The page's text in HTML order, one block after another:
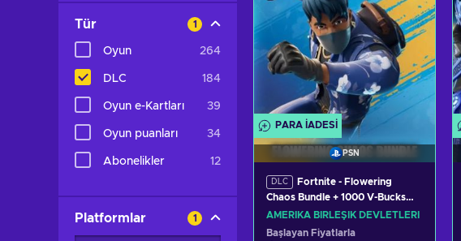
Tür 1
Oyun 264
DLC 184
Oyun e-Kartları 39
Oyun puanları 34
Abonelikler 12
Platformlar 1
PARA IADESI
PSN
DLC
Fortnite - Flowering
Chaos Bundle + 1000 V-Bucks
(PS5) PSN Key UNITED STATES
AMERIKA BIRLEŞIK DEVLETLERI
Başlayan Fiyatlarla